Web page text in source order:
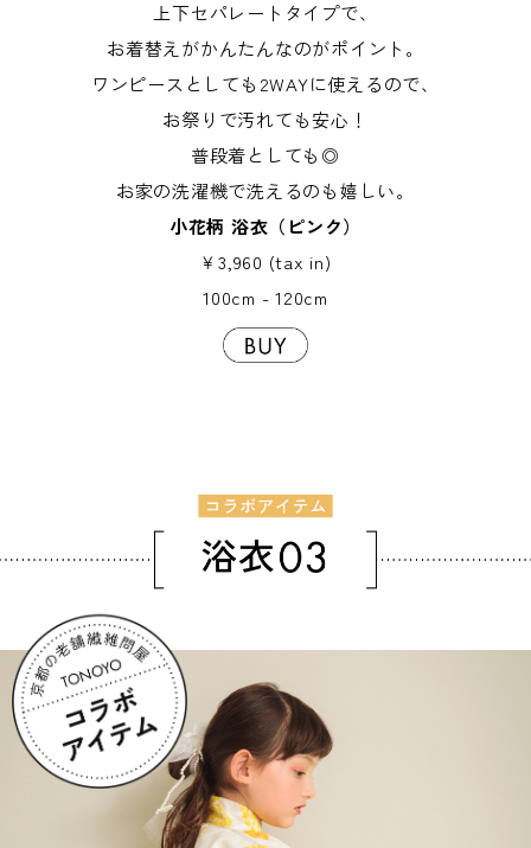
上下セパレートタイプで、
お着替えがかんたんなのがポイント。
ワンピースとしても2WAYに使えるので、
お祭りで汚れても安心！
普段着としても◎
お家の洗濯機で洗えるのも嬉しい。
小花柄 浴衣（ピンク）
￥3,960 (tax in)
100cm - 120cm